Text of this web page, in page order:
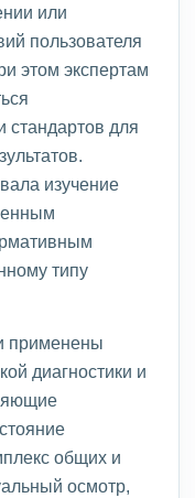
или
пользователя
этом экспертам
стандартов для
изучение
типу
применены
диагностики и
общих и
осмотр,